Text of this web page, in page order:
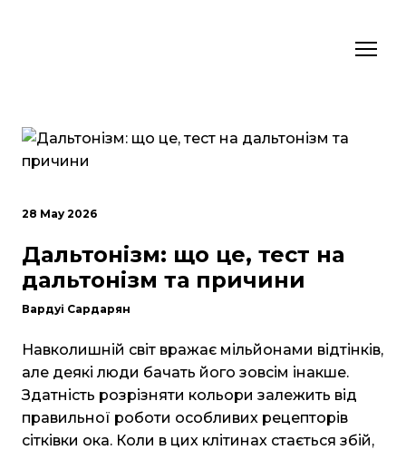
28 May 2026
Дальтонізм: що це, тест на
дальтонізм та причини
Вардуі Сардарян
Навколишній світ вражає мільйонами відтінків,
але деякі люди бачать його зовсім інакше.
Здатність розрізняти кольори залежить від
правильної роботи особливих рецепторів
сітківки ока. Коли в цих клітинах стається збій,